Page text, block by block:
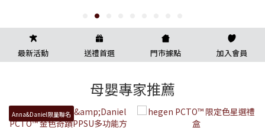
最新活動 送禮首選 門市據點 加入會員
母嬰專家推薦
Anna&Daniel限量聯名